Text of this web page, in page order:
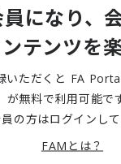
ることで、産業クラスタ
も応用できるものとし
まる好循環
り・流通 , 地方創生・地
、所得再分配と産業振興
になり、
テンツを
いただくと FA
が無料で利用可能で
員の方はログインし
FAMとは？